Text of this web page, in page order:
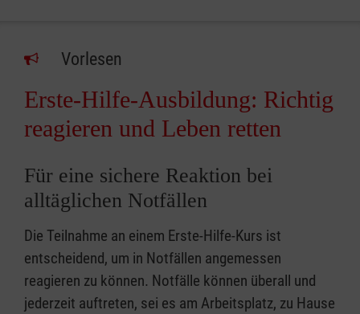
Vorlesen
Erste-Hilfe-Ausbildung: Richtig
reagieren und Leben retten
Für eine sichere Reaktion bei
alltäglichen Notfällen
Die Teilnahme an einem Erste-Hilfe-Kurs ist
entscheidend, um in Notfällen angemessen
reagieren zu können. Notfälle können überall und
jederzeit auftreten, sei es am Arbeitsplatz, zu Hause